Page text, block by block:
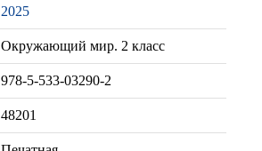
2025
Окружающий мир. 2 класс
978-5-533-03290-2
48201